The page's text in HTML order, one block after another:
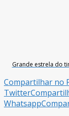
Grande estrela do
Compartilhar no
Twitter
Whatsapp